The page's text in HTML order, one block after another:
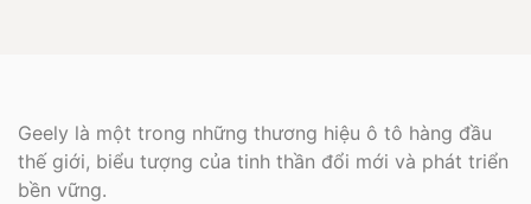
Geely là một trong những thương hiệu ô tô hàng đầu
thế giới, biểu tượng của tinh thần đổi mới và phát triển
bền vững.